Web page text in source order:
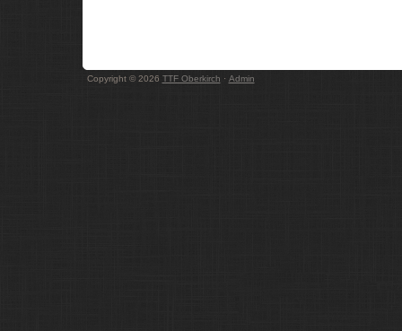
Copyright © 2026 TTF Oberkirch · Admin